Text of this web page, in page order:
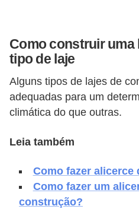
Como construir uma
tipo de laje
Alguns tipos de lajes de
adequadas para um
climática do que outras.
Leia também
Como fazer alicerce
Como fazer um
construção?
l
o
n
t
i